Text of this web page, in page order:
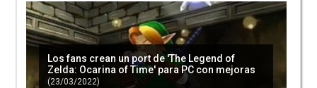
Los fans crean un port de 'The Legend of
Zelda: Ocarina of Time' para PC con mejoras
(23/03/2022)